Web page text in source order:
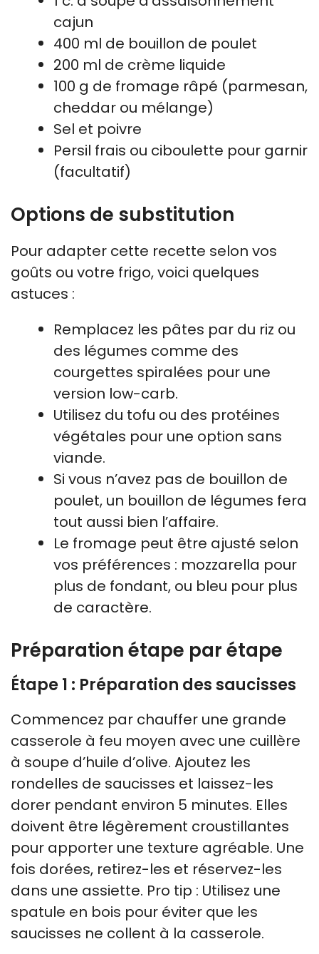
cajun
400 ml de bouillon de poulet
200 ml de crème liquide
100 g de fromage râpé (parmesan,
cheddar ou mélange)
Sel et poivre
Persil frais ou ciboulette pour garnir
(facultatif)
Options de substitution
Pour adapter cette recette selon vos
goûts ou votre frigo, voici quelques
astuces :
Remplacez les pâtes par du riz ou
des légumes comme des
courgettes spiralées pour une
version low-carb.
Utilisez du tofu ou des protéines
végétales pour une option sans
viande.
Si vous n’avez pas de bouillon de
poulet, un bouillon de légumes fera
tout aussi bien l’affaire.
Le fromage peut être ajusté selon
vos préférences : mozzarella pour
plus de fondant, ou bleu pour plus
de caractère.
Préparation étape par étape
Étape 1 : Préparation des saucisses
Commencez par chauffer une grande
casserole à feu moyen avec une cuillère
à soupe d’huile d’olive. Ajoutez les
rondelles de saucisses et laissez-les
dorer pendant environ 5 minutes. Elles
doivent être légèrement croustillantes
pour apporter une texture agréable. Une
fois dorées, retirez-les et réservez-les
dans une assiette. Pro tip : Utilisez une
spatule en bois pour éviter que les
saucisses ne collent à la casserole.